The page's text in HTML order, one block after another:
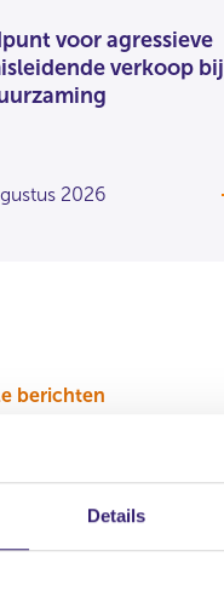
Details
voor agressieve
verkoop bij
2026
berichten